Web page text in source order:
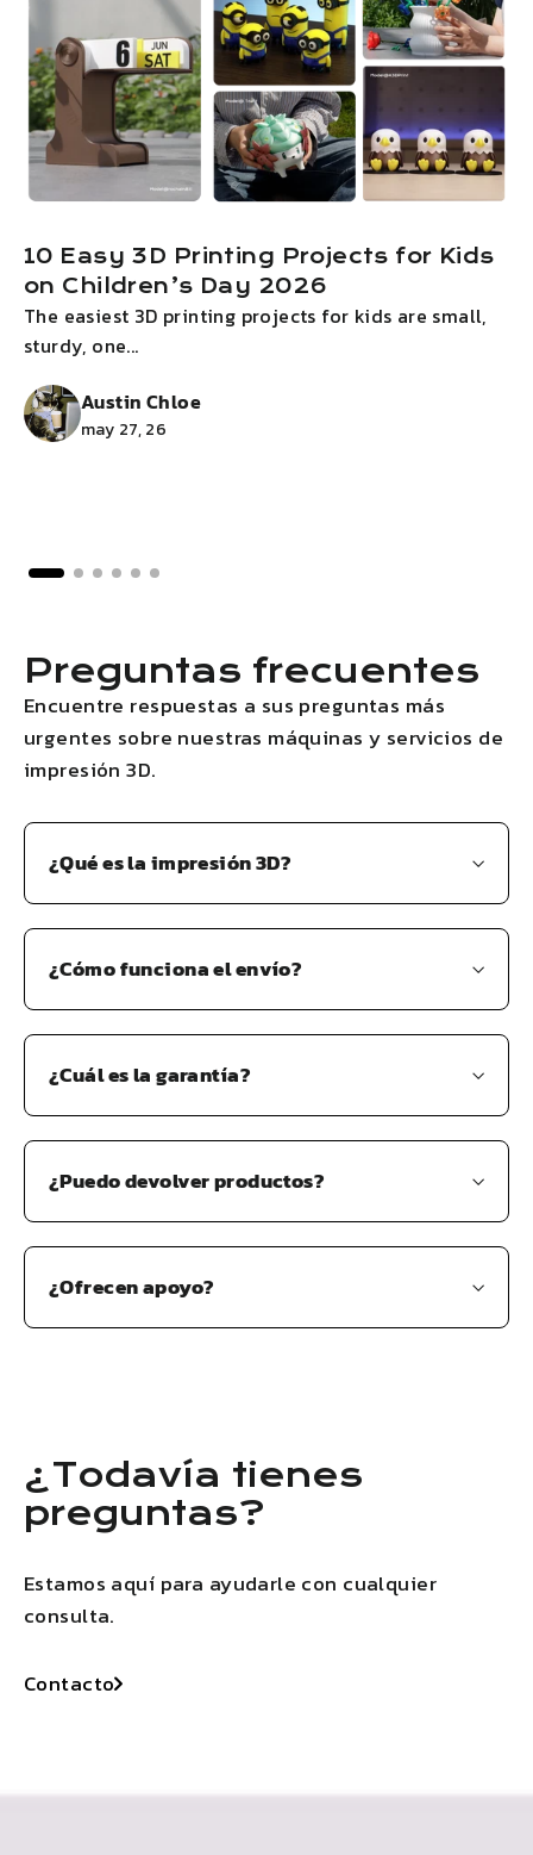
10 Easy 3D Printing Projects for Kids
on Children’s Day 2026
The easiest 3D printing projects for kids are small,
sturdy, one...
Austin Chloe
may 27, 26
Preguntas frecuentes
Encuentre respuestas a sus preguntas más
urgentes sobre nuestras máquinas y servicios de
impresión 3D.
¿Qué es la impresión 3D?
¿Cómo funciona el envío?
¿Cuál es la garantía?
¿Puedo devolver productos?
¿Ofrecen apoyo?
¿Todavía tienes
preguntas?
Estamos aquí para ayudarle con cualquier
consulta.
Contacto